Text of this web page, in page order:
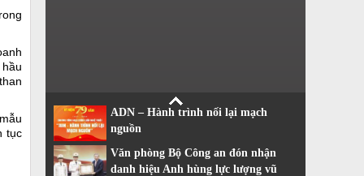
tục
ADN – Hành trình nối lại mạch
nguồn
Văn phòng Bộ Công an đón nhận
danh hiệu Anh hùng lực lượng vũ